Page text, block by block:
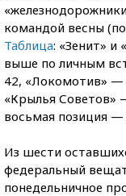
командой весны
Таблица: «Зенит»
выше по личным
42, «Локомотив» —
«Крылья Советов»
восьмая позиция
Из шести
федеральный
понедельничное